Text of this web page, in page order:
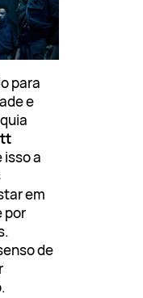
para
e
isso a
em
por
de